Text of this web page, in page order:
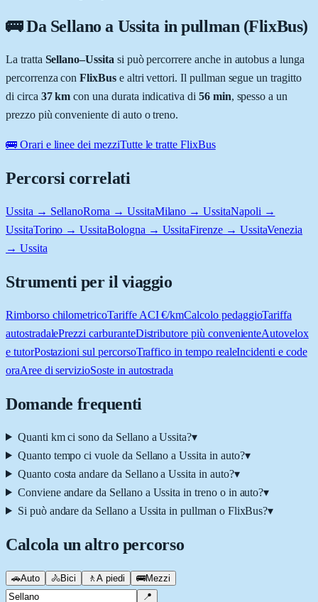
🚌 Da Sellano a Ussitain pullman (FlixBus)
La tratta Sellano–Ussita si può percorrere anche in autobus a lunga
percorrenza conFlixBuse altri vettori. Il pullman segue un tragitto
di circa 37km con una durata indicativa di 56 min, spesso a un
prezzo più conveniente di auto o treno.
🚌 Orari e linee dei mezziTutte le tratte FlixBus
Percorsi correlati
Ussita → SellanoRoma → UssitaMilano → UssitaNapoli →
UssitaTorino → UssitaBologna → UssitaFirenze → UssitaVenezia
→ Ussita
Strumenti per il viaggio
Rimborso chilometricoTariffe ACI €/kmCalcolo pedaggioTariffa
autostradalePrezzi carburanteDistributore più convenienteAutovelox
e tutorPostazioni sul percorsoTraffico in tempo realeIncidenti e code
oraAree di servizioSoste in autostrada
Domande frequenti
Quanti km ci sono da Sellano a Ussita?▾
Quanto tempo ci vuole da Sellano a Ussita in auto?▾
Quanto costa andare da Sellano a Ussita in auto?▾
Conviene andare da Sellano a Ussita in treno o in auto?▾
Si può andare da Sellano a Ussita in pullman o FlixBus?▾
Calcola un altro percorso
🚗Auto 🚴Bici 🚶 A piedi 🚌Mezzi
📍